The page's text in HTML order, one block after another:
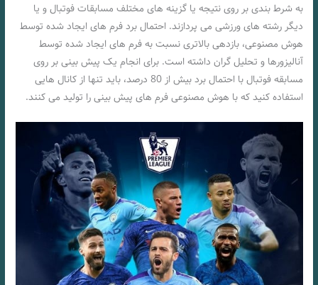
به شرط بندی بر روی نتیجه یا گزینه های مختلف مسابقات فوتبال و یا
دیگر رشته های ورزشی می پردازند. احتمال برد فرم های ایجاد شده توسط
هوش مصنوعی، بازدهی بالاتری نسبت به فرم های ایجاد شده توسط
آنالیزورها و تحلیل گران داشته است. برای انجام یک پیش بینی بر روی
مسابقه فوتبال با احتمال برد بیش از 80 درصد، باید تنها از کانال هایی
استفاده کنید که با هوش مصنوعی فرم های پیش بینی را تولید می کنند.